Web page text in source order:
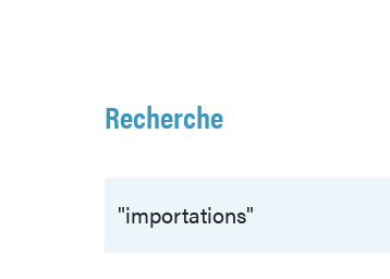
Recherche